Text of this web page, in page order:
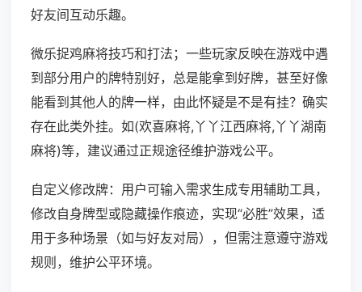
好友间互动乐趣。
微乐捉鸡麻将技巧和打法；一些玩家反映在游戏中遇
到部分用户的牌特别好，总是能拿到好牌，甚至好像
能看到其他人的牌一样，由此怀疑是不是有挂？确实
存在此类外挂。如(欢喜麻将,丫丫江西麻将,丫丫湖南
麻将)等，建议通过正规途径维护游戏公平。
自定义修改牌：用户可输入需求生成专用辅助工具，
修改自身牌型或隐藏操作痕迹，实现“必胜”效果，适
用于多种场景（如与好友对局），但需注意遵守游戏
规则，维护公平环境。